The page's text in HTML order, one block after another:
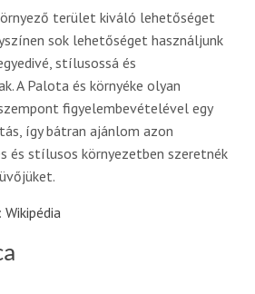
terület kiváló lehetőséget
sok lehetőséget használjunk
stílusossá és
A Palota és környéke olyan
figyelembevételével egy
így bátran ajánlom azon
és stílusos környezetben szeretnék
Wikipédia